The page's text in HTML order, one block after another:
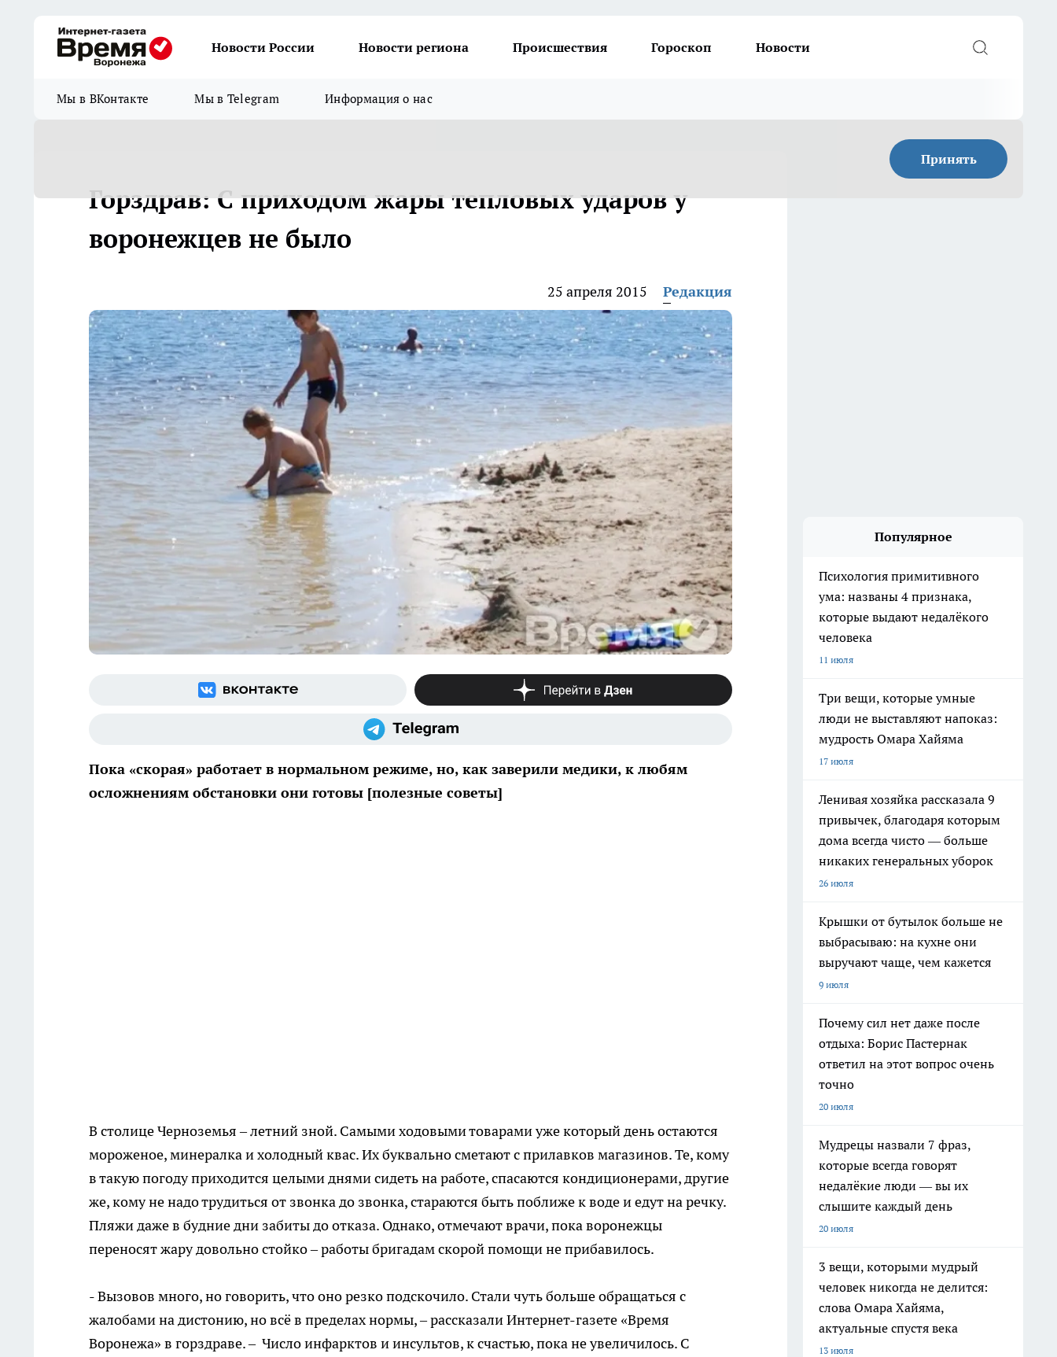
Новости России Новости региона Происшествия Гороскоп Новости
Мы в ВКонтакте Мы в Telegram Информация о нас
Принять
Горздрав: С приходом жары тепловых ударов у
воронежцев не было
25 апреля 2015 Редакция
Пока «скорая» работает в нормальном режиме, но, как заверили медики, к любям
осложнениям обстановки они готовы [полезные советы]
В столице Черноземья – летний зной. Самыми ходовыми товарами уже который день остаются
мороженое, минералка и холодный квас. Их буквально сметают с прилавков магазинов. Те, кому
в такую погоду приходится целыми днями сидеть на работе, спасаются кондиционерами, другие
же, кому не надо трудиться от звонка до звонка, стараются быть поближе к воде и едут на речку.
Пляжи даже в будние дни забиты до отказа. Однако, отмечают врачи, пока воронежцы
переносят жару довольно стойко – работы бригадам скорой помощи не прибавилось.
- Вызовов много, но говорить, что оно резко подскочило. Стали чуть больше обращаться с
жалобами на дистонию, но всё в пределах нормы, – рассказали Интернет-газете «Время
Воронежа» в горздраве. – Число инфарктов и инсультов, к счастью, пока не увеличилось. С
Популярное
Психология примитивного
ума: названы 4 признака,
которые выдают недалёкого
человека
11 июля
Три вещи, которые умные
люди не выставляют напоказ:
мудрость Омара Хайяма
17 июля
Ленивая хозяйка рассказала 9
привычек, благодаря которым
дома всегда чисто — больше
никаких генеральных уборок
26 июля
Крышки от бутылок больше не
выбрасываю: на кухне они
выручают чаще, чем кажется
9 июля
Почему сил нет даже после
отдыха: Борис Пастернак
ответил на этот вопрос очень
точно
20 июля
Мудрецы назвали 7 фраз,
которые всегда говорят
недалёкие люди — вы их
слышите каждый день
20 июля
3 вещи, которыми мудрый
человек никогда не делится:
слова Омара Хайяма,
актуальные спустя века
13 июля